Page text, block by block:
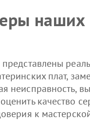
наших
плат,
неисправность,
качество
к